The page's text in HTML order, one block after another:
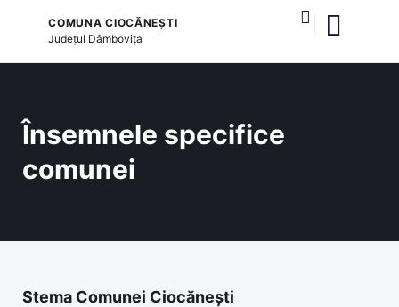
COMUNA CIOCĂNEȘTI
Județul Dâmbovița
Însemnele specifice
comunei
Stema Comunei Ciocănești